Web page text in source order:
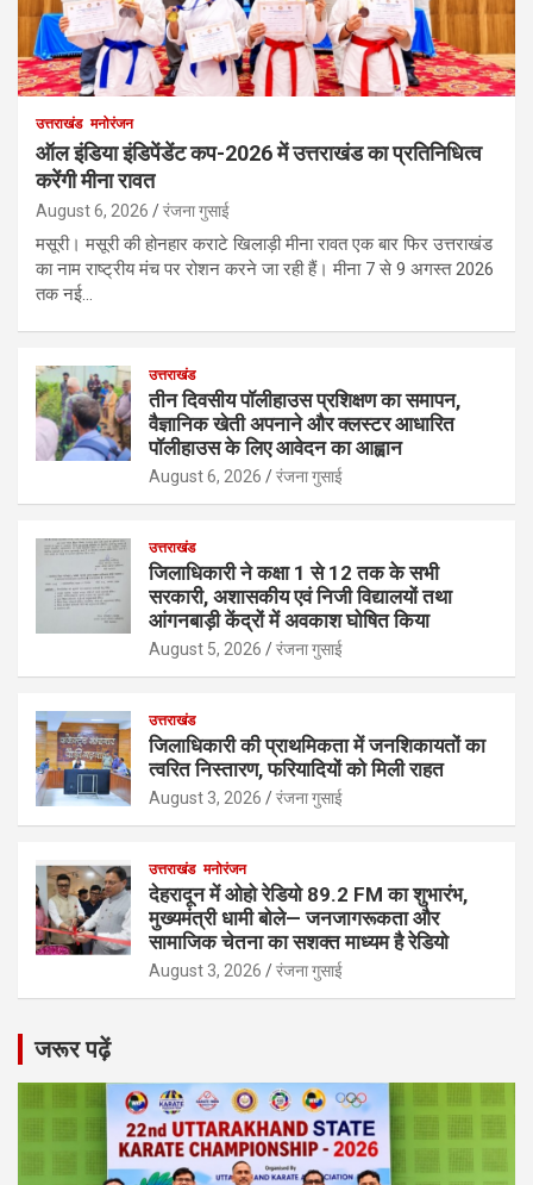
उत्तराखंड मनोरंजन
ऑल इंडिया इंडिपेंडेंट कप-2026 में उत्तराखंड का प्रतिनिधित्व
करेंगी मीना रावत
August 6, 2026 रंजना गुसाई
मसूरी। मसूरी की होनहार कराटे खिलाड़ी मीना रावत एक बार फिर उत्तराखंड
का नाम राष्ट्रीय मंच पर रोशन करने जा रही हैं। मीना 7 से 9 अगस्त 2026
तक नई…
उत्तराखंड
तीन दिवसीय पॉलीहाउस प्रशिक्षण का समापन,
वैज्ञानिक खेती अपनाने और क्लस्टर आधारित
पॉलीहाउस के लिए आवेदन का आह्वान
August 6, 2026 रंजना गुसाई
उत्तराखंड
जिलाधिकारी ने कक्षा 1 से 12 तक के सभी
सरकारी, अशासकीय एवं निजी विद्यालयों तथा
आंगनबाड़ी केंद्रों में अवकाश घोषित किया
August 5, 2026 रंजना गुसाई
उत्तराखंड
जिलाधिकारी की प्राथमिकता में जनशिकायतों का
त्वरित निस्तारण, फरियादियों को मिली राहत
August 3, 2026 रंजना गुसाई
उत्तराखंड मनोरंजन
देहरादून में ओहो रेडियो 89.2 FM का शुभारंभ,
मुख्यमंत्री धामी बोले— जनजागरूकता और
सामाजिक चेतना का सशक्त माध्यम है रेडियो
August 3, 2026 रंजना गुसाई
जरूर पढ़ें